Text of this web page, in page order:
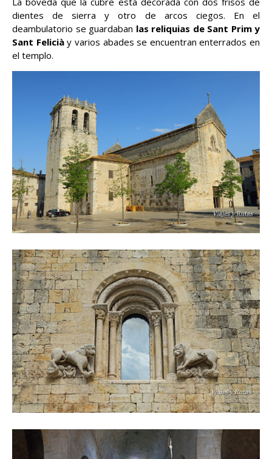
dientes de sierra y otro de arcos ciegos. En el
deambulatorio se guardaban las reliquias de Sant Prim y
Sant Feliciày varios abades se encuentran enterrados en
el templo.